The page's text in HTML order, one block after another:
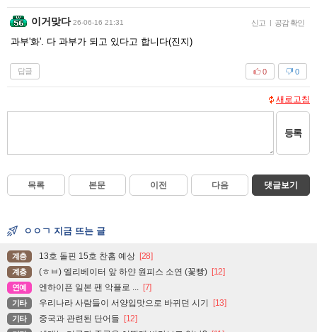
이거맞다 26-06-16 21:31 신고 | 공감 확인
과부'화'. 다 과부가 되고 있다고 합니다(진지)
답글 0
0
새로고침
등록
목록 본문 이전 다음 댓글보기
ㅇㅇㄱ 지금 뜨는 글
계층 13호 돌핀 15호 찬홈 예상 [28]
계층 (ㅎㅂ) 엘리베이터 앞 하얀 원피스 소연 (꽃빵) [12]
연예 엔하이픈 일본 팬 악플로 ... [7]
기타 우리나라 사람들이 서양입맛으로 바뀌던 시기 [13]
기타 중국과 관련된 단어들 [12]